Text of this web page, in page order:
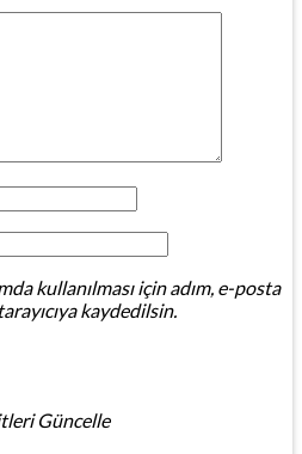
kullanılması için adım, e-posta
kaydedilsin.
Güncelle